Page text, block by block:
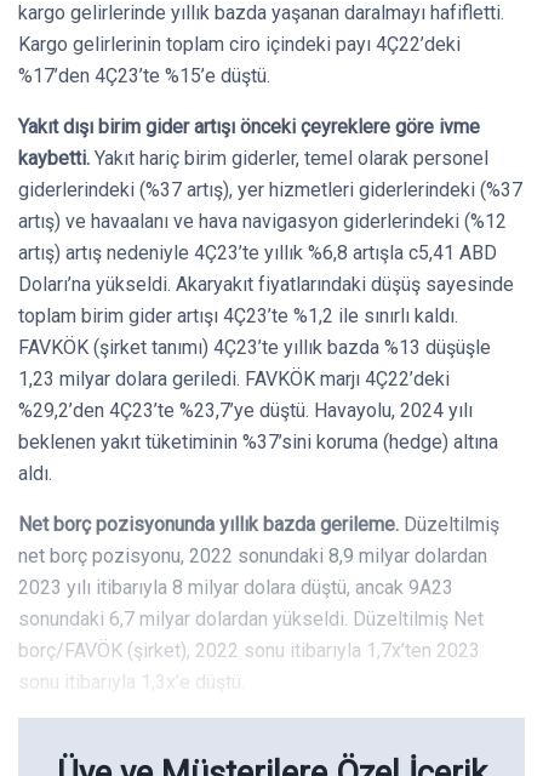
kargo gelirlerinde yıllık bazda yaşanan daralmayı hafifletti.
Kargo gelirlerinin toplam ciro içindeki payı 4Ç22’deki
%17’den 4Ç23’te %15’e düştü.
Yakıt dışı birim gider artışı önceki çeyreklere göre ivme
kaybetti. Yakıt hariç birim giderler, temel olarak personel
giderlerindeki (%37 artış), yer hizmetleri giderlerindeki (%37
artış) ve havaalanı ve hava navigasyon giderlerindeki (%12
artış) artış nedeniyle 4Ç23’te yıllık %6,8 artışla c5,41 ABD
Doları’na yükseldi. Akaryakıt fiyatlarındaki düşüş sayesinde
toplam birim gider artışı 4Ç23’te %1,2 ile sınırlı kaldı.
FAVKÖK (şirket tanımı) 4Ç23’te yıllık bazda %13 düşüşle
1,23 milyar dolara geriledi. FAVKÖK marjı 4Ç22’deki
%29,2’den 4Ç23’te %23,7’ye düştü. Havayolu, 2024 yılı
beklenen yakıt tüketiminin %37’sini koruma (hedge) altına
aldı.
Net borç pozisyonunda yıllık bazda gerileme. Düzeltilmiş
net borç pozisyonu, 2022 sonundaki 8,9 milyar dolardan
2023 yılı itibarıyla 8 milyar dolara düştü, ancak 9A23
sonundaki 6,7 milyar dolardan yükseldi. Düzeltilmiş Net
borç/FAVÖK (şirket), 2022 sonu itibarıyla 1,7x’ten 2023
sonu itibarıyla 1,3x’e düştü.